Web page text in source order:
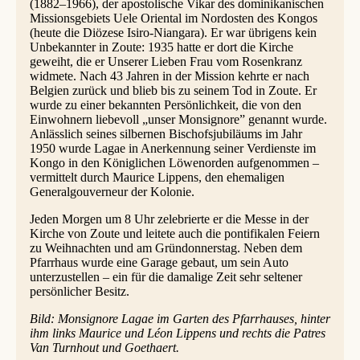
(1882–1966), der apostolische Vikar des dominikanischen
Missionsgebiets Uele Oriental im Nordosten des Kongos
(heute die Diözese Isiro-Niangara). Er war übrigens kein
Unbekannter in Zoute: 1935 hatte er dort die Kirche
geweiht, die er Unserer Lieben Frau vom Rosenkranz
widmete. Nach 43 Jahren in der Mission kehrte er nach
Belgien zurück und blieb bis zu seinem Tod in Zoute. Er
wurde zu einer bekannten Persönlichkeit, die von den
Einwohnern liebevoll „unser Monsignore” genannt wurde.
Anlässlich seines silbernen Bischofsjubiläums im Jahr
1950 wurde Lagae in Anerkennung seiner Verdienste im
Kongo in den Königlichen Löwenorden aufgenommen –
vermittelt durch Maurice Lippens, den ehemaligen
Generalgouverneur der Kolonie.
Jeden Morgen um 8 Uhr zelebrierte er die Messe in der
Kirche von Zoute und leitete auch die pontifikalen Feiern
zu Weihnachten und am Gründonnerstag. Neben dem
Pfarrhaus wurde eine Garage gebaut, um sein Auto
unterzustellen – ein für die damalige Zeit sehr seltener
persönlicher Besitz.
Bild: Monsignore Lagae im Garten des Pfarrhauses, hinter
ihm links Maurice und Léon Lippens und rechts die Patres
Van Turnhout und Goethaert.